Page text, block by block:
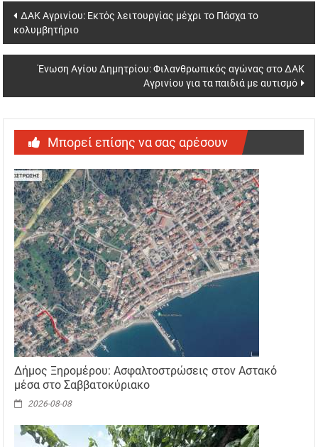
Post
navigation
ΔΑΚ Αγρινίου: Εκτός λειτουργίας μέχρι το Πάσχα το
κολυμβητήριο
Ένωση Αγίου Δημητρίου: Φιλανθρωπικός αγώνας στο ΔΑΚ
Αγρινίου για τα παιδιά με αυτισμό
Μπορεί επίσης να σας αρέσουν
Δήμος Ξηρομέρου: Ασφαλτοστρώσεις στον Αστακό
μέσα στο Σαββατοκύριακο
2026-08-08